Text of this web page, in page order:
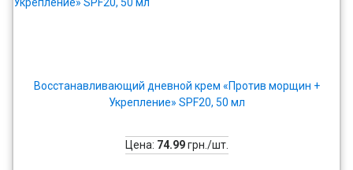
Восстанавливающий дневной крем «Против морщин +
Укрепление» SPF20, 50 мл
Цена: 74.99грн./шт.